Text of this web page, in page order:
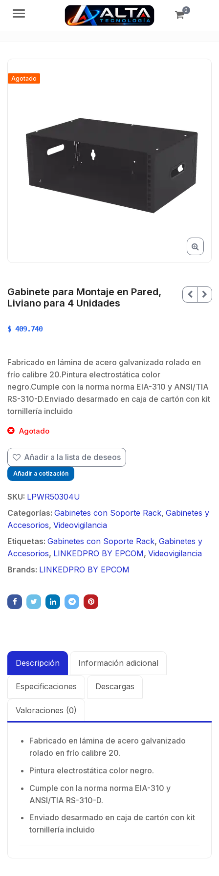
Menú 0
Agotado
Gabinete para Montaje en Pared,
Liviano para 4 Unidades
$
$ 409.740
Fabricado en lámina de acero galvanizado rolado en
frío calibre 20.Pintura electrostática color
negro.Cumple con la norma norma EIA-310 y ANSI/TIA
RS-310-D.Enviado desarmado en caja de cartón con kit
tornillería incluido
Agotado
Añadir a la lista de deseos
Añadir a cotización
SKU: LPWR50304U
Categorías: Gabinetes con Soporte Rack, Gabinetes y
Accesorios, Videovigilancia
Etiquetas: Gabinetes con Soporte Rack, Gabinetes y
Accesorios, LINKEDPRO BY EPCOM, Videovigilancia
Brands: LINKEDPRO BY EPCOM
Descripción Información adicional
Especificaciones Descargas
Valoraciones (0)
Fabricado en lámina de acero galvanizado
rolado en frío calibre 20.
Pintura electrostática color negro.
Cumple con la norma norma EIA-310 y
ANSI/TIA RS-310-D.
Enviado desarmado en caja de cartón con kit
tornillería incluido